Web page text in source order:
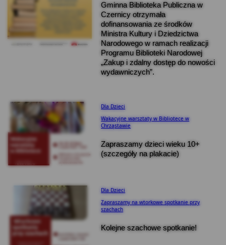
Gminna Biblioteka Publiczna w
Czernicy otrzymała
dofinansowania ze środków
Ministra Kultury i Dziedzictwa
Narodowego w ramach realizacji
Programu Biblioteki Narodowej
„Zakup i zdalny dostęp do nowości
wydawniczych”.
Dla Dzieci
Wakacyjne warsztaty w Bibliotece w
Chrząstawie
Zapraszamy dzieci wieku 10+
(szczegóły na plakacie)
Dla Dzieci
Zapraszamy na wtorkowe spotkanie przy
szachach
Kolejne szachowe spotkanie!